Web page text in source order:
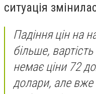
ситуація
Падіння цін на
більше,
немає ціни 72
долари, але вже